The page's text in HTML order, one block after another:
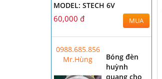
MODEL: STECH 6V
60,000 đ MUA
0988.685.856
Mr.Hùng
Bóng đèn
huỳnh
quang cho